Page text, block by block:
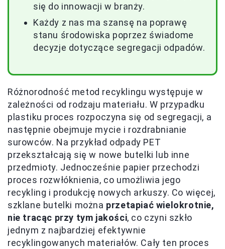
się do innowacji w branży.
Każdy z nas ma szansę na poprawę
stanu środowiska poprzez świadome
decyzje dotyczące segregacji odpadów.
Różnorodność metod recyklingu występuje w
zależności od rodzaju materiału. W przypadku
plastiku proces rozpoczyna się od segregacji, a
następnie obejmuje mycie i rozdrabnianie
surowców. Na przykład odpady PET
przekształcają się w nowe butelki lub inne
przedmioty. Jednocześnie papier przechodzi
proces rozwłóknienia, co umożliwia jego
recykling i produkcję nowych arkuszy. Co więcej,
szklane butelki można przetapiać wielokrotnie,
nie tracąc przy tym jakości, co czyni szkło
jednym z najbardziej efektywnie
recyklingowanych materiałów. Cały ten proces